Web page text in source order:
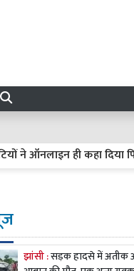
ऑनलाइन ही कहा दिया पिता
झांसी :सड़क हादसे में अतीक